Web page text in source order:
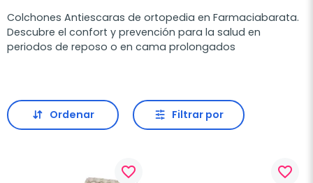
Colchones Antiescaras de ortopedia en Farmaciabarata.
Descubre el confort y prevención para la salud en
periodos de reposo o en cama prolongados
Ordenar Filtrar por
favorite_border favorite_border